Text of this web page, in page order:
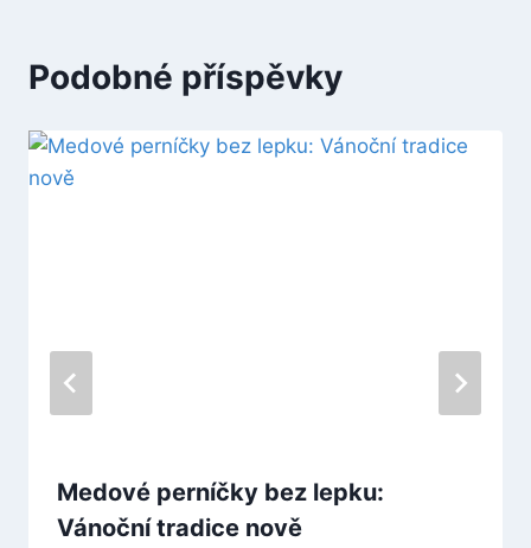
Podobné příspěvky
Medové perníčky bez lepku:
Vánoční tradice nově